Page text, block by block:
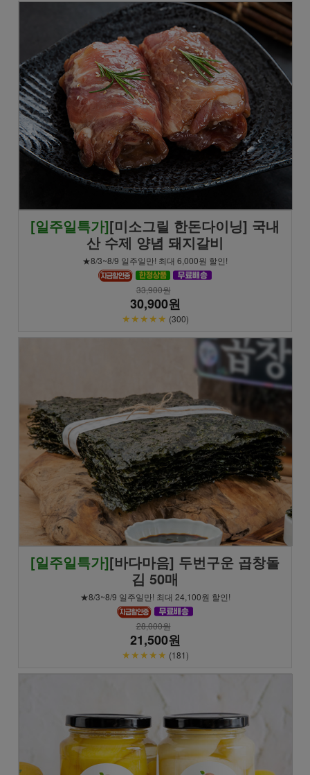
[일주일특가][미소그릴 한돈다이닝] 국내
산 수제 양념 돼지갈비
★8/3~8/9 일주일만! 최대 6,000원 할인!
33,900원
30,900원
★★★★★ (300)
[일주일특가][바다마음] 두번구운 곱창돌
김 50매
★8/3~8/9 일주일만! 최대 24,100원 할인!
28,000원
21,500원
★★★★★ (181)